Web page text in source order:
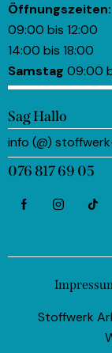
Öffnungszeiten:
09:00 bis 12:00
14:00 bis 18:00
Samstag 09:00
Sag Hallo
info (@)
076 817 69 05
Stoffwerk